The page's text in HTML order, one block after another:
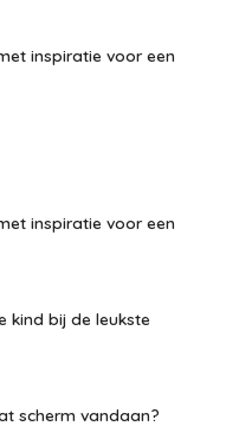
inspiratie voor een
inspiratie voor een
kind bij de leukste
scherm vandaan?